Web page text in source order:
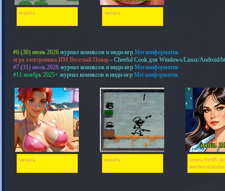
играть читать
#6 (30) июнь 2026 журнал комиксов и инди-игр Мегаинформатик
игра электроника ИМ Веселый Повар - Cheeful Cook для Windows/Linux/Android/
#7 (31) июль 2026 журнал комиксов и инди-игр Мегаинформатик
#11 ноябрь 2025+ журнал комиксов и инди-игр Мегаинформатик
читать играть
опять html5,
win/linux/